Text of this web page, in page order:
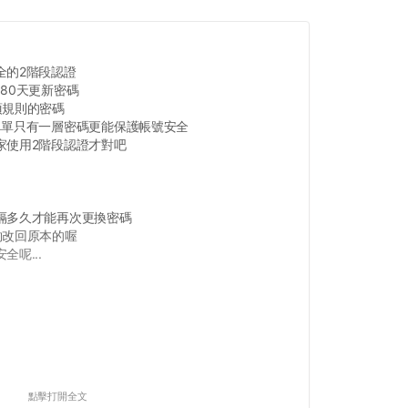
的2階段認證
天更新密碼
則的密碼
只有一層密碼更能保護帳號安全
使用2階段認證才對吧
多久才能再次更換密碼
回原本的喔
全呢...
點擊打開全文